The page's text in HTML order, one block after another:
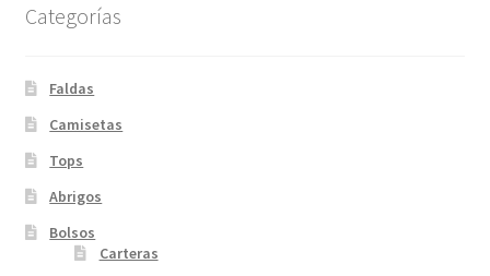
Categorías
Faldas
Camisetas
Tops
Abrigos
Bolsos
Carteras